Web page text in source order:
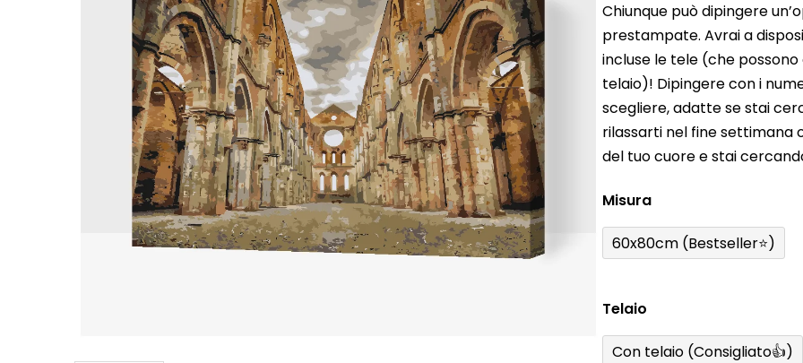
prodotto
è
0,0
su
5
stelle.
Chiunque può dipingere
prestampate. Avrai a
incluse le tele (che
telaio)! Dipingere con i
scegliere, adatte se stai
rilassarti nel fine settimana
del tuo cuore e stai
Misura
60x80cm (Bestseller⭐)
Telaio
Con telaio (Consigliato👍)